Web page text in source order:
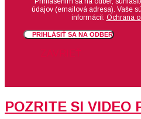
údajov (emailová adresa). Vaše
informácií: Ochrana
PRIHLÁSIŤ SA NA ODBER
POZRITE SI VIDEO